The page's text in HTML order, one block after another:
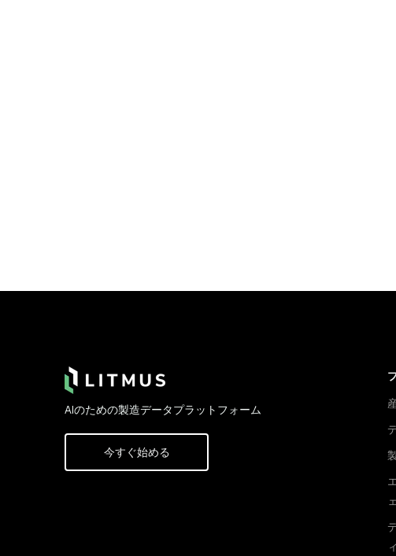
AIのための製造データプラットフォーム
今すぐ始める
ィ